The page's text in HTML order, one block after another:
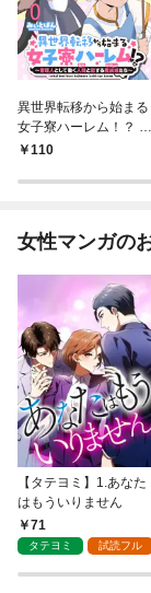
異世界転移から始まる
女子寮ハーレム！？ ～
管理人として働く人間
【連載版】０
110
女性マンガの
【タテヨミ】1.あなた
はもういりません
71
タテヨミ 試読フル